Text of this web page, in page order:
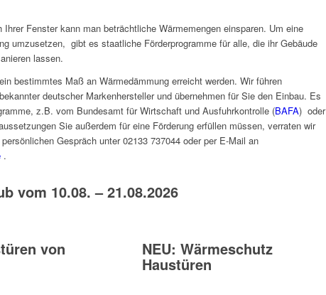
Ihrer Fenster kann man beträchtliche Wärmemengen einsparen. Um eine
umzusetzen, gibt es staatliche Förderprogramme für alle, die ihr Gebäude
lassen.
bestimmtes Maß an Wärmedämmung erreicht werden. Wir führen
deutscher Markenhersteller und übernehmen für Sie den Einbau. Es
z.B. vom Bundesamt für Wirtschaft und Ausfuhrkontrolle (BAFA) oder
Sie außerdem für eine Förderung erfüllen müssen, verraten wir
Gespräch unter 02133 737044 oder per E-Mail an
.
vom 10.08. – 21.08.2026
von NEU: Wärmeschutz
Haustüren